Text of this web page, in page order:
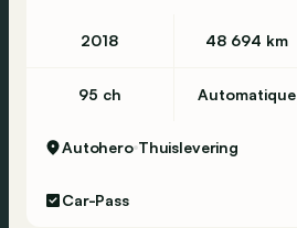
2018 48 694 km
95 ch Automatique
Autohero Thuislevering
Car-Pass